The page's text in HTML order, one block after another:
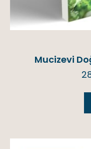
Mucizevi